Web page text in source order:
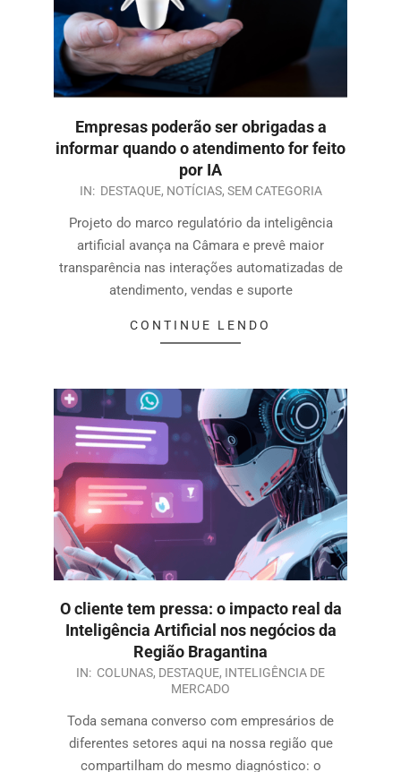
Empresas poderão ser obrigadas a
informar quando o atendimento for feito
por IA
IN: DESTAQUE, NOTÍCIAS, SEM CATEGORIA
Projeto do marco regulatório da inteligência
artificial avança na Câmara e prevê maior
transparência nas interações automatizadas de
atendimento, vendas e suporte
CONTINUE LENDO
O cliente tem pressa: o impacto real da
Inteligência Artificial nos negócios da
Região Bragantina
IN: COLUNAS, DESTAQUE, INTELIGÊNCIA DE
MERCADO
Toda semana converso com empresários de
diferentes setores aqui na nossa região que
compartilham do mesmo diagnóstico: o